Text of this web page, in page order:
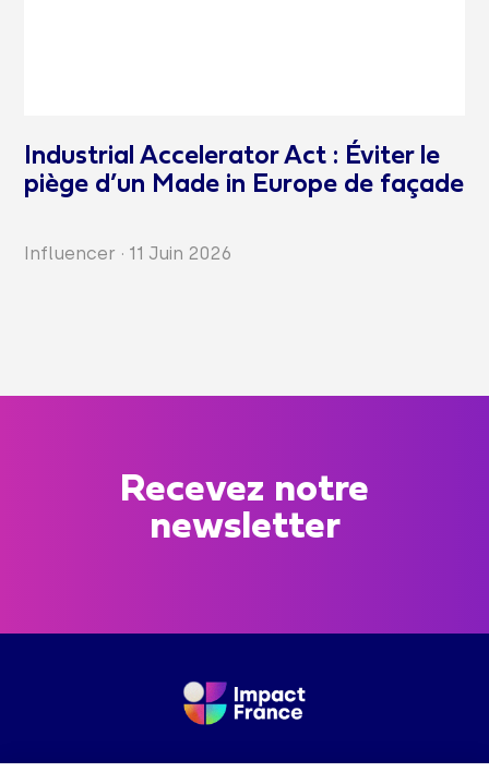
Industrial Accelerator Act : Éviter le
piège d’un Made in Europe de façade
Influencer · 11 Juin 2026
Recevez notre
newsletter